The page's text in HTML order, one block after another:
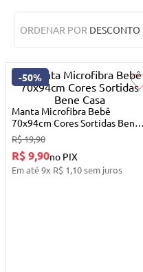
ORDENAR POR DESCONTO
-50%
Manta Microfibra Bebê
70x94cm Cores Sortidas Bene
Casa
R$19,90
R$ 9,90no PIX
Em até9x R$ 1,10sem juros